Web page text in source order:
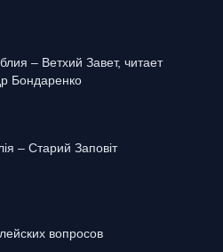
– Ветхий Завет, читает
Бондаренко
– Старий Заповіт
вопросов